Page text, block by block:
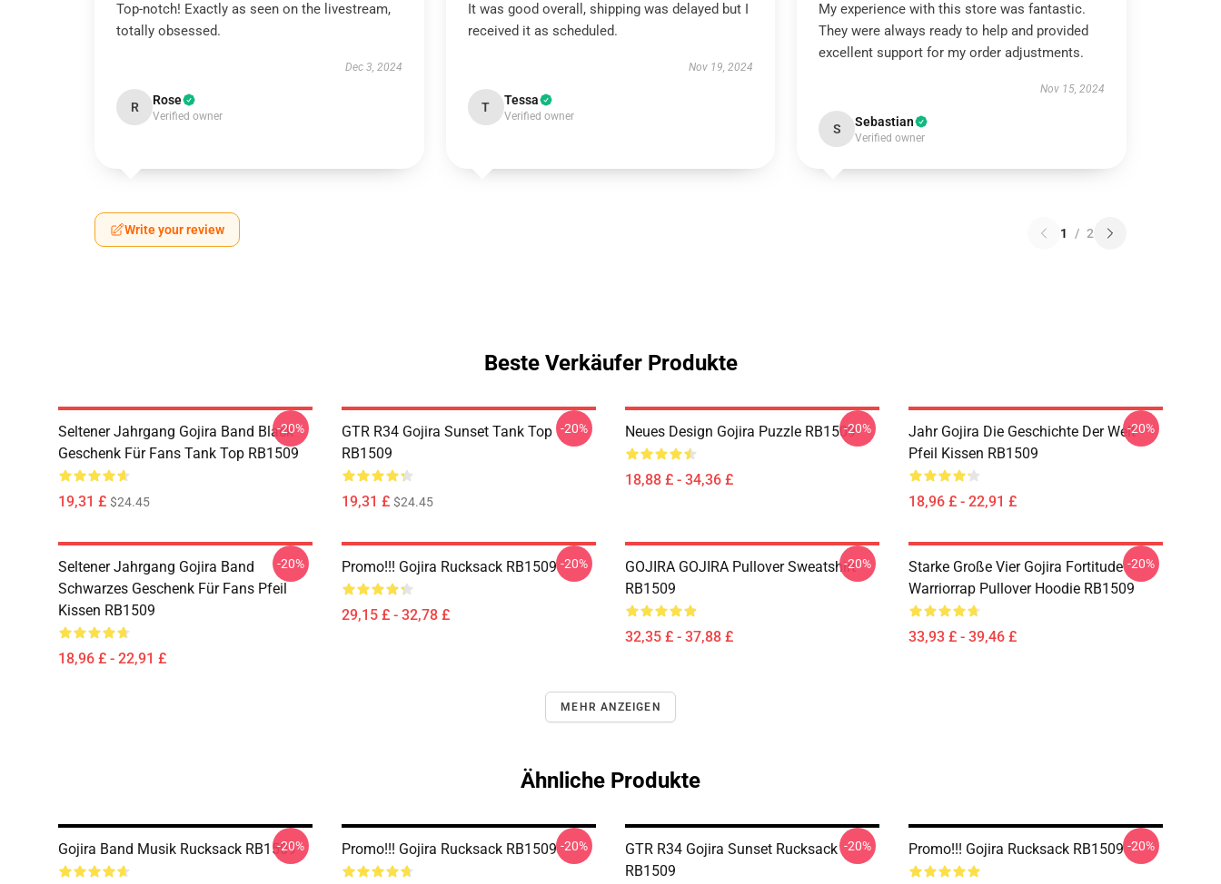
Top-notch! Exactly as seen on the livestream,
totally obsessed.
Dec 3, 2024
R Rose
Verified owner
It was good overall, shipping was delayed but I
received it as scheduled.
Nov 19, 2024
T Tessa
Verified owner
My experience with this store was fantastic.
They were always ready to help and provided
excellent support for my order adjustments.
Nov 15, 2024
S Sebastian
Verified owner
Write your review 1 / 2
Beste Verkäufer Produkte
Seltener Jahrgang Gojira Band Black
Geschenk Für Fans Tank Top RB1509
19,31 £ $24.45
-20%
GTR R34 Gojira Sunset Tank Top
RB1509
19,31 £ $24.45
-20% Neues Design Gojira Puzzle RB1509
18,88 £ - 34,36 £
-20%
Jahr Gojira Die Geschichte Der Welt
Pfeil Kissen RB1509
18,96 £ - 22,91 £
-20%
Seltener Jahrgang Gojira Band
Schwarzes Geschenk Für Fans Pfeil
Kissen RB1509
18,96 £ - 22,91 £
-20% Promo!!! Gojira Rucksack RB1509
29,15 £ - 32,78 £
-20%
GOJIRA GOJIRA Pullover Sweatshirt
RB1509
32,35 £ - 37,88 £
-20%
Starke Große Vier Gojira Fortitude
Warriorrap Pullover Hoodie RB1509
33,93 £ - 39,46 £
-20%
MEHR ANZEIGEN
Ähnliche Produkte
Gojira Band Musik Rucksack RB1509
-20% Promo!!! Gojira Rucksack RB1509 -20%
GTR R34 Gojira Sunset Rucksack
RB1509
-20% Promo!!! Gojira Rucksack RB1509 -20%